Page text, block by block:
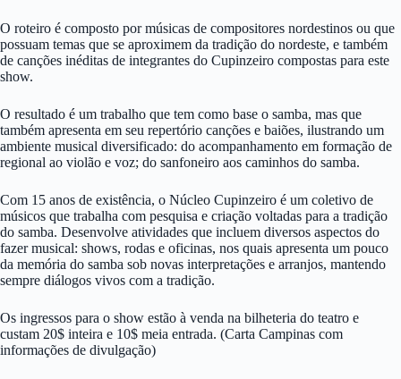
O roteiro é composto por músicas de compositores nordestinos ou que
possuam temas que se aproximem da tradição do nordeste, e também
de canções inéditas de integrantes do Cupinzeiro compostas para este
show.
O resultado é um trabalho que tem como base o samba, mas que
também apresenta em seu repertório canções e baiões, ilustrando um
ambiente musical diversificado: do acompanhamento em formação de
regional ao violão e voz; do sanfoneiro aos caminhos do samba.
Com 15 anos de existência, o Núcleo Cupinzeiro é um coletivo de
músicos que trabalha com pesquisa e criação voltadas para a tradição
do samba. Desenvolve atividades que incluem diversos aspectos do
fazer musical: shows, rodas e oficinas, nos quais apresenta um pouco
da memória do samba sob novas interpretações e arranjos, mantendo
sempre diálogos vivos com a tradição.
Os ingressos para o show estão à venda na bilheteria do teatro e
custam 20$ inteira e 10$ meia entrada. (Carta Campinas com
informações de divulgação)